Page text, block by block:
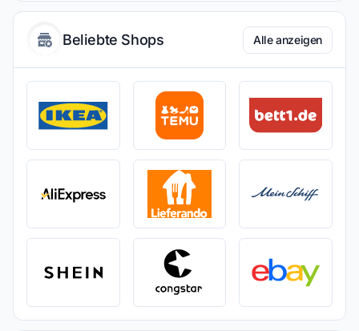
Beliebte Shops Alle anzeigen